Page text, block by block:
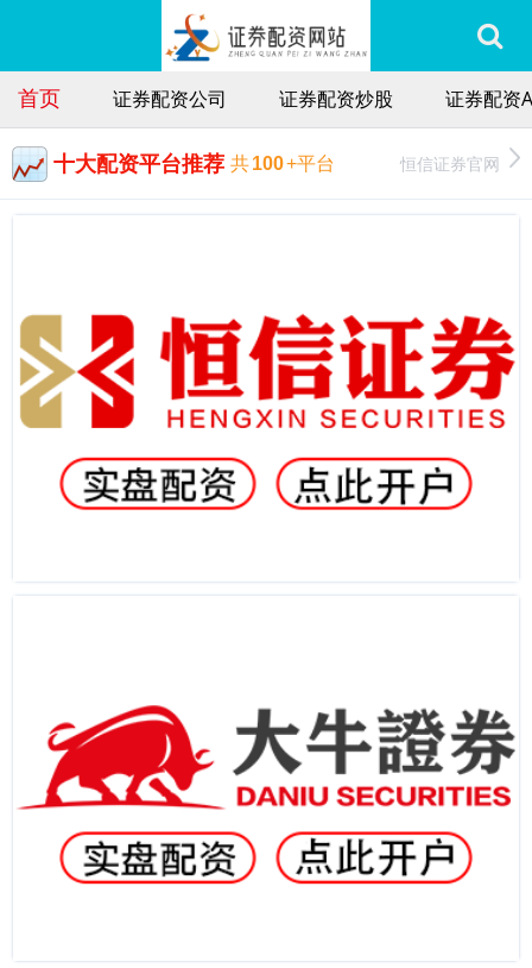
首页 证券配资公司 证券配资炒股 证券配资
十大配资平台推荐 共100+平台 恒信证券官网